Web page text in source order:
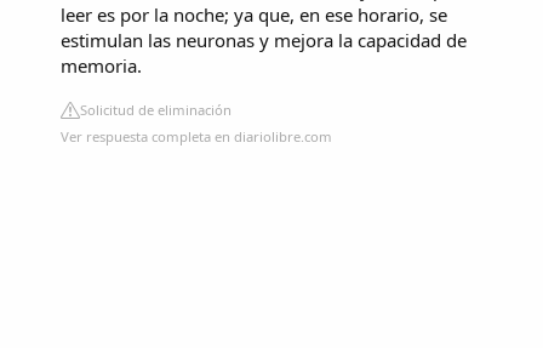
leer es por la noche; ya que, en ese horario, se
estimulan las neuronas y mejora la capacidad de
memoria.
Solicitud de eliminación
Ver respuesta completa en diariolibre.com